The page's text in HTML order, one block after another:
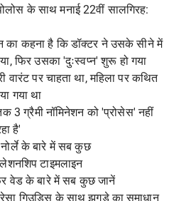
के साथ मनाई 22वीं सालगिरह:
का कहना है कि डॉक्टर ने उसके सीने में
फिर उसका 'दुःस्वप्न' शुरू हो गया
वारंट पर चाहता था, महिला पर कथित
गया था
3 ग्रैमी नॉमिनेशन को 'प्रोसेस' नहीं
है'
के बारे में सब कुछ
टाइमलाइन
वेड के बारे में सब कुछ जानें
गिउडिस के साथ झगड़े का समाधान